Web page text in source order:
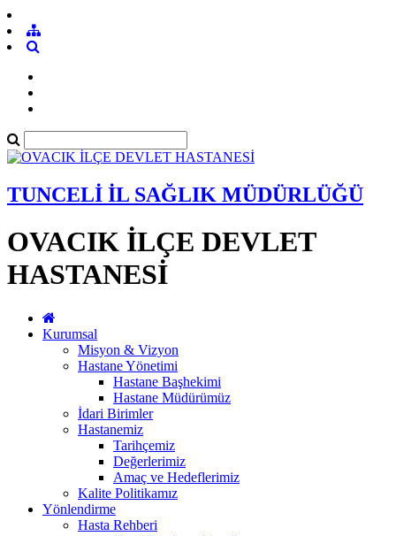
TUNCELİ İL SAĞLIK MÜDÜRLÜĞÜ
OVACIK İLÇE DEVLET
HASTANESİ
Kurumsal
Misyon & Vizyon
Hastane Yönetimi
Hastane Başhekimi
Hastane Müdürümüz
İdari Birimler
Hastanemiz
Tarihçemiz
Değerlerimiz
Amaç ve Hedeflerimiz
Kalite Politikamız
Yönlendirme
Hasta Rehberi